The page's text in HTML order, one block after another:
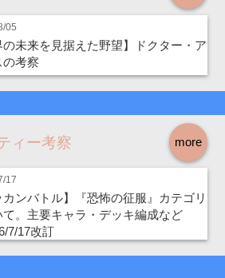
05
の未来を見据えた野望】ドクター・ア
の考察
more
ィー考察
17
カンバトル】『恐怖の征服』カテゴリ
て。主要キャラ・デッキ編成など
7/17改訂